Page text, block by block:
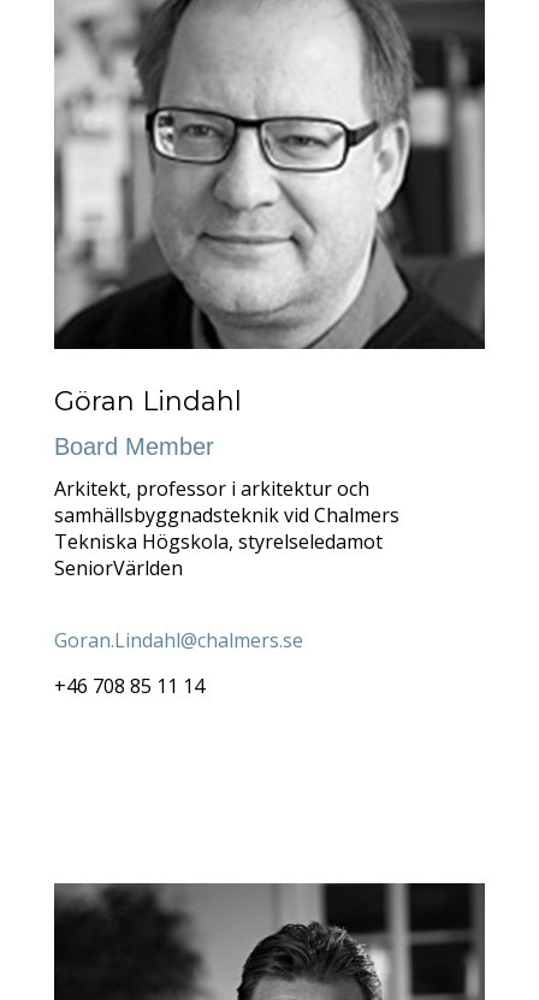
Göran Lindahl
Board Member
Arkitekt, professor i arkitektur och
samhällsbyggnadsteknikvid Chalmers
Tekniska Högskola, styrelseledamot
SeniorVärlden
Goran.Lindahl@chalmers.se
+46 708 85 11 14